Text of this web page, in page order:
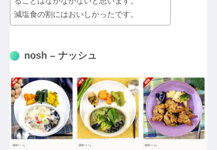
減塩食の割にはおいしかったです。
nosh – ナッシュ